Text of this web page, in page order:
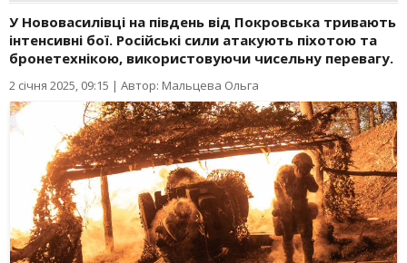
У Нововасилівці на південь від Покровська тривають
інтенсивні бої. Російські сили атакують піхотою та
бронетехнікою, використовуючи чисельну перевагу.
2 січня 2025, 09:15 | Автор: Мальцева Ольга